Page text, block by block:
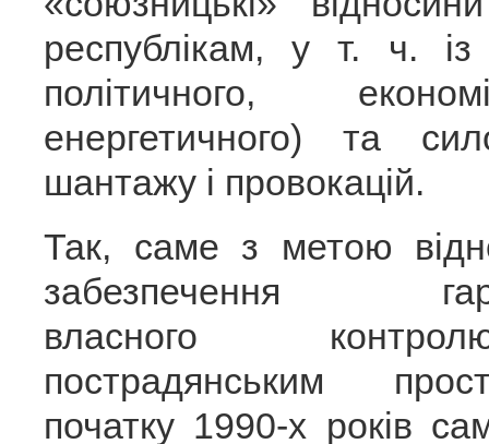
республікам, у т. ч. із
політичного,
енергетичного) та
шантажу і провокацій.
Так, саме з метою
забезпечення
власного
пострадянським
початку 1990-х років